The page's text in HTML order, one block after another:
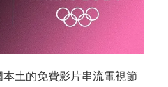
土的免費影片串流電視節